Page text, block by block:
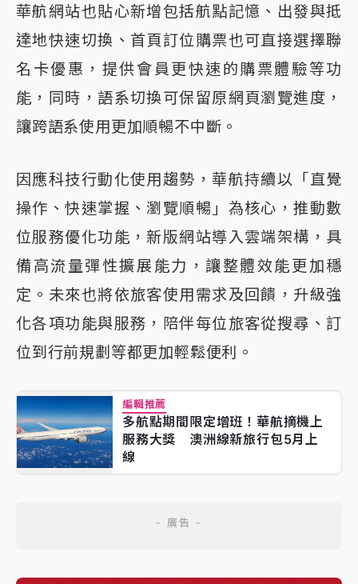
華航網站也貼心新增包括航點記憶、出發與抵
達地快速切換、首頁訂位購票也可直接選擇聯
名卡優惠，提供會員更快速的購票體驗等功
能，同時，語系切換可保留原網頁瀏覽進度，
讓跨語系使用更加順暢不中斷。
因應科技行動化使用趨勢，華航持續以「直覺
操作、快速掌握、瀏覽順暢」為核心，推動數
位服務優化功能，新版網站導入雲端架構，具
備高流量彈性擴展能力，讓整體效能更加穩
定。未來也將依旅客使用需求及回饋，升級強
化各項功能與服務，陪伴每位旅客從搜尋、訂
位到行前規劃等都更加輕鬆便利。
編輯推薦
多航點期間限定增班！華航摘機上
服務大獎 澳洲線新旅行包5月上
線